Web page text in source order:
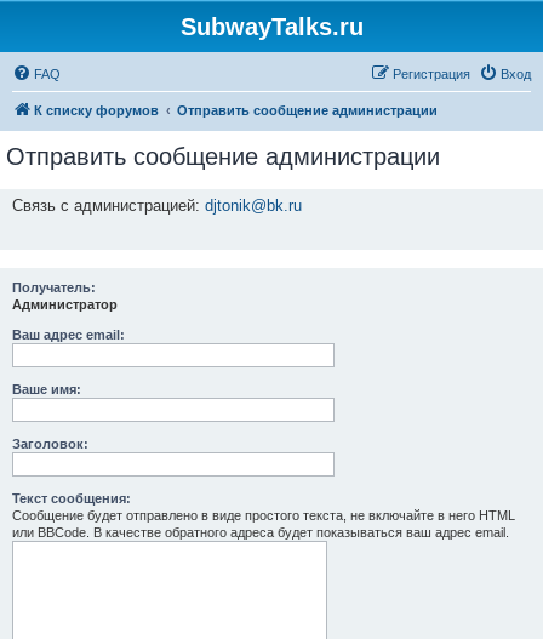
SubwayTalks.ru
FAQ Вход
Регистрация
К списку форумов Отправить сообщение администрации
Отправить сообщение администрации
Связь с администрацией: djtonik@bk.ru
Получатель:
Администратор
Ваш адрес email:
Ваше имя:
Заголовок:
Текст сообщения:
Сообщение будет отправлено в виде простого текста, не включайте в него HTML
или BBCode. В качестве обратного адреса будет показываться ваш адрес email.